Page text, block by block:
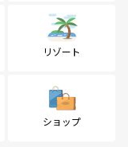
リゾート
ショップ